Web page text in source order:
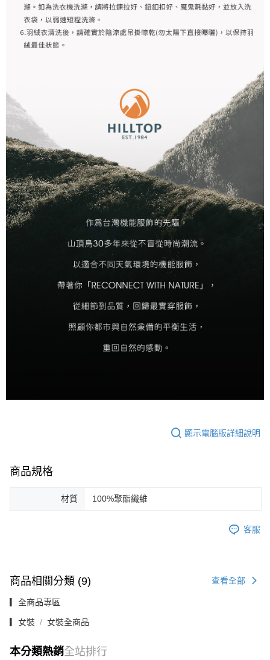
顯示電腦版詳細說明
商品規格
材質 100%聚酯纖維
客服
商品相關分類 (9) 查看全部
▎全商品專區
▎女裝 女裝全商品
本分類熱銷全站排行